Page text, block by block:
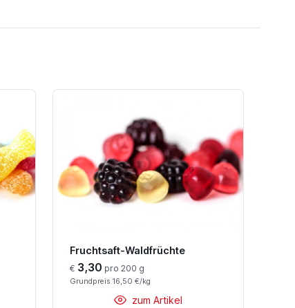
Fruchtsaft-Waldfrüchte
€ 3,30 pro 200 g
Grundpreis 16,50 €/kg
zum Artikel